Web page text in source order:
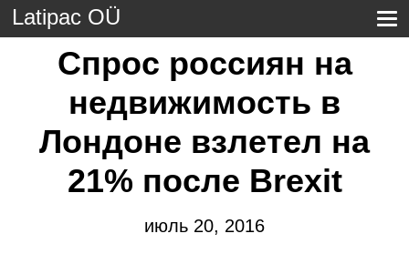
Latipac OÜ
Спрос россиян на
недвижимость в
Лондоне взлетел на
21% после Brexit
июль 20, 2016